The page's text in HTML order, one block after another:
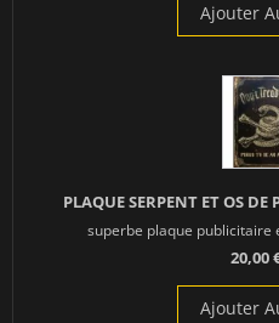
Ajouter
PLAQUE SERPENT ET OS
superbe plaque publicitaire
20,00
Ajouter